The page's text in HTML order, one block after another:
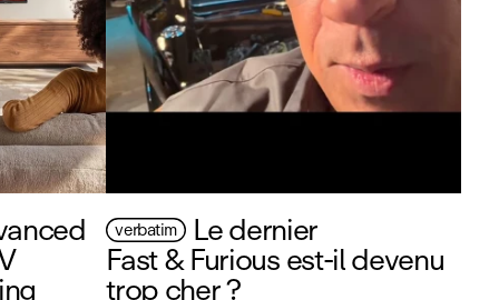
verbatim Le dernier
Fast & Furious est‑il devenu
trop cher ?